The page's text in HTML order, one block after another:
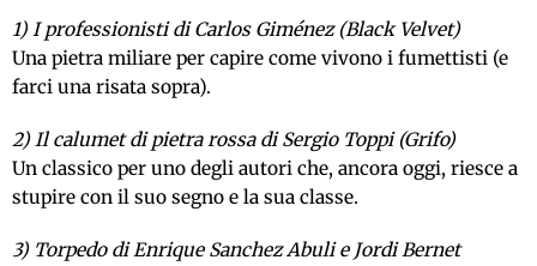
1) I professionisti di Carlos Giménez (Black Velvet)
Una pietra miliare per capire come vivono i fumettisti (e
farci una risata sopra).
2) Il calumet di pietra rossa di Sergio Toppi (Grifo)
Un classico per uno degli autori che, ancora oggi, riesce a
stupire con il suo segno e la sua classe.
3) Torpedo di Enrique Sanchez Abuli e Jordi Bernet